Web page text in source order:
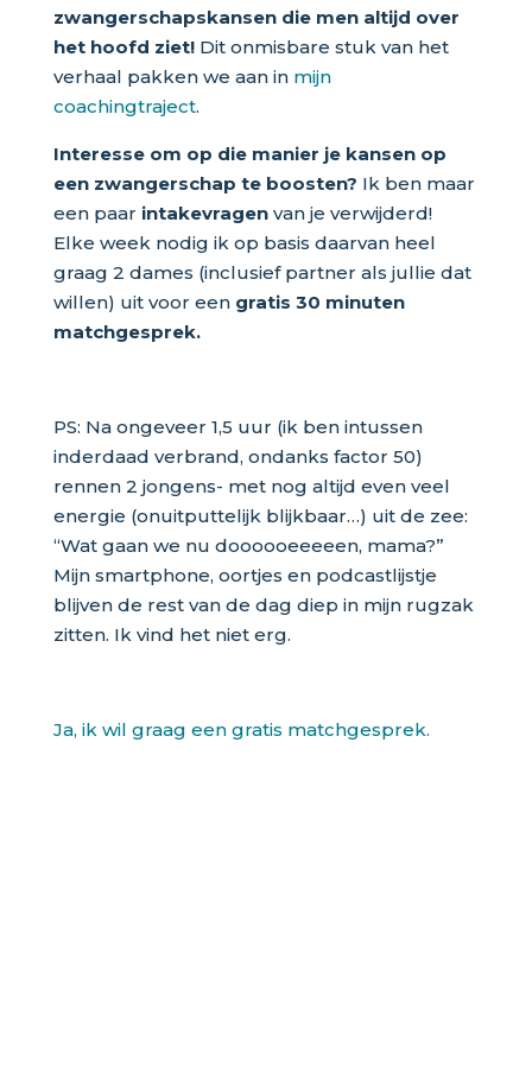
zwangerschapskansen die men altijd over
het hoofd ziet! Dit onmisbare stuk van het
verhaal pakken we aan in mijn
coachingtraject.
Interesse om op die manier je kansen op
een zwangerschap te boosten? Ik ben maar
een paar intakevragen van je verwijderd!
Elke week nodig ik op basis daarvan heel
graag 2 dames (inclusief partner als jullie dat
willen) uit voor eengratis 30 minuten
matchgesprek.
PS: Na ongeveer 1,5 uur (ik ben intussen
inderdaad verbrand, ondanks factor 50)
rennen 2 jongens- met nog altijd even veel
energie (onuitputtelijk blijkbaar…) uit de zee:
“Wat gaan we nu doooooeeeeen, mama?”
Mijn smartphone, oortjes en podcastlijstje
blijven de rest van de dag diep in mijn rugzak
zitten. Ik vind het niet erg.
Ja, ik wil graag een gratis matchgesprek.